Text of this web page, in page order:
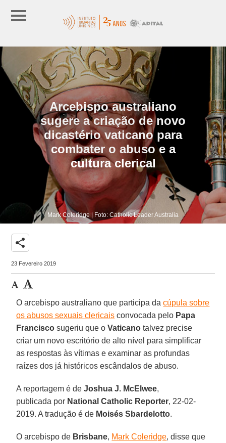
Arcebispo australiano
sugere a criação de novo
dicastério vaticano para
combater o abuso e a
cultura clerical
Mark Coleridge | Foto: Catholic Leader Australia
share
23 Fevereiro 2019
O arcebispo australiano que participa dacúpula sobre
os abusos sexuais clericais convocada pelo Papa
Francisco sugeriu que oVaticano talvez precise
criar um novo escritório de alto nível para simplificar
as respostas às vítimas e examinar as profundas
raízes dos já históricos escândalos de abuso.
A reportagem é deJoshua J. McElwee,
publicada por National Catholic Reporter, 22-02-
2019. A tradução é de Moisés Sbardelotto.
O arcebispo de Brisbane, Mark Coleridge, disse que